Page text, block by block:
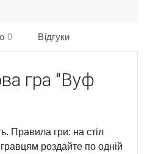
0 Відгуки
гра "Вуф
Правила гри: на стіл
роздайте по одній